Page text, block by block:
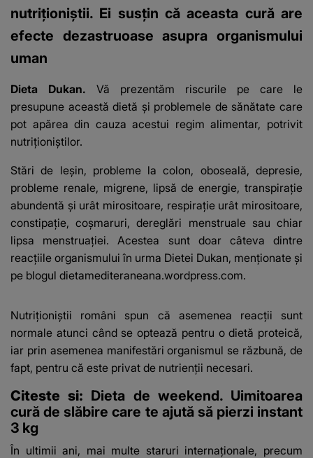
nutriţioniştii. Ei susţin că aceasta cură are
efecte dezastruoase asupra organismului
uman
Dieta Dukan. Vă prezentăm riscurile pe care le
presupune această dietă şi problemele de sănătate care
pot apărea din cauza acestui regim alimentar, potrivit
nutriţioniştilor.
Stări de leşin, probleme la colon, oboseală, depresie,
probleme renale, migrene, lipsă de energie, transpiraţie
abundentă şi urât mirositoare, respiraţie urât mirositoare,
constipaţie, coşmaruri, dereglări menstruale sau chiar
lipsa menstruaţiei. Acestea sunt doar câteva dintre
reacţiile organismului în urma Dietei Dukan, menţionate şi
pe blogul dietamediteraneana.wordpress.com.
Nutriţioniştii români spun că asemenea reacţii sunt
normale atunci când se optează pentru o dietă proteică,
iar prin asemenea manifestări organismul se răzbună, de
fapt, pentru că este privat de nutrienţii necesari.
Citeste si: Dieta de weekend. Uimitoarea
cură de slăbire care te ajută să pierzi instant
3 kg
În ultimii ani, mai multe staruri internaţionale, precum